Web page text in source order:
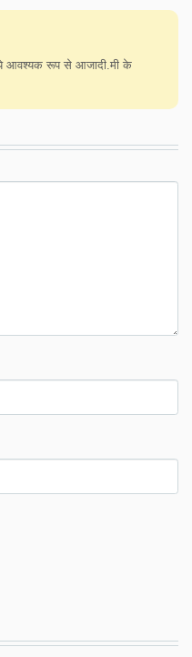
आवश्यक रूप से आजादी.मी के